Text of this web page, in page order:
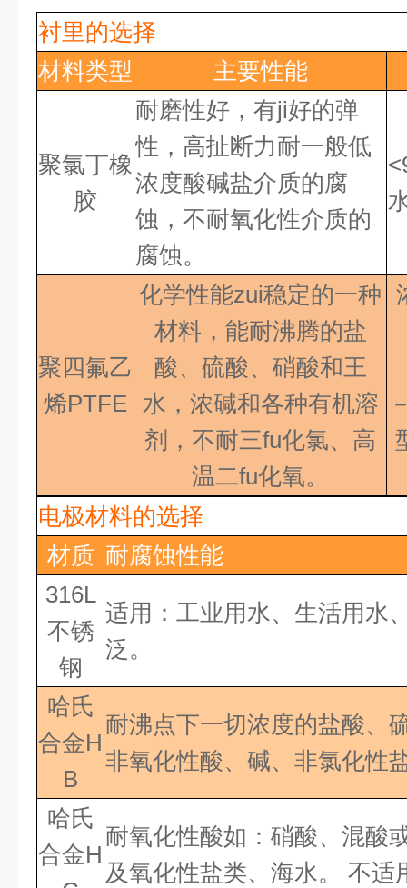
衬里的选择
材料类型
主要性能
聚氯丁橡
胶
耐磨性好，有ji好的弹
性，高扯断力耐一般低
浓度酸碱盐介质的腐
蚀，不耐氧化性介质的
腐蚀。
聚四氟乙
烯PTFE
化学性能zui稳定的一种
材料，能耐沸腾的盐
酸、硫酸、硝酸和王
水，浓碱和各种有机溶
剂，不耐三fu化氯、高
温二fu化氧。
电极材料的选择
材质 耐腐蚀性能
316L
不锈
钢
适用：工业用水、生活用水
泛。
哈氏
合金H
B
耐沸点下一切浓度的盐酸、
非氧化性酸、碱、非氯化性
哈氏
合金H
耐氧化性酸如：硝酸、混酸
及氧化性盐类、海水。 不适